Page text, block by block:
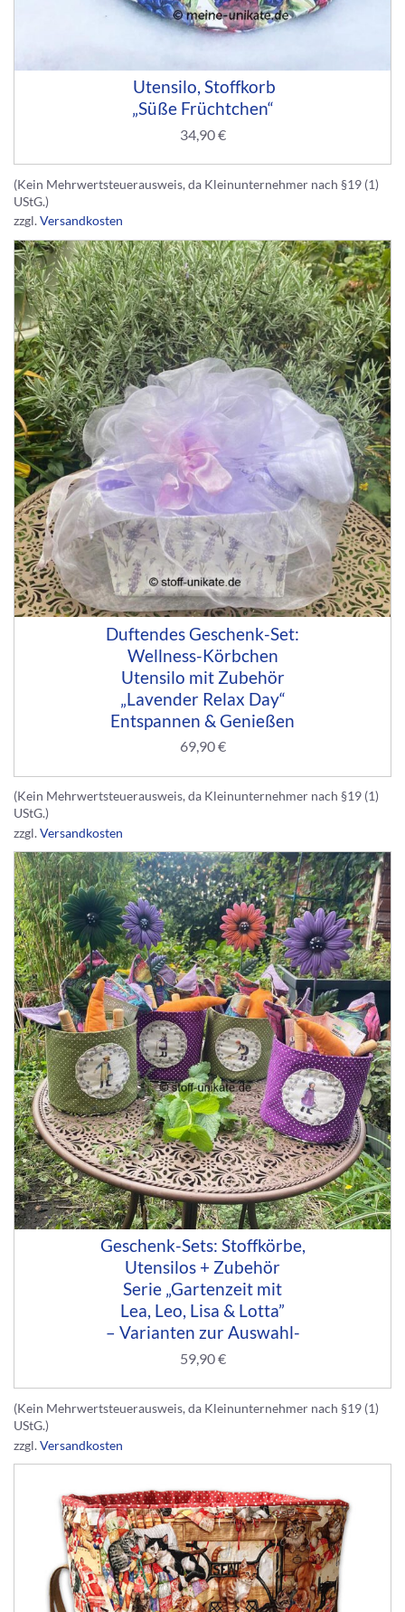
Utensilo, Stoffkorb
„Süße Früchtchen“
34,90€
(Kein Mehrwertsteuerausweis, da Kleinunternehmer nach §19 (1)
UStG.)
zzgl.Versandkosten
Duftendes Geschenk-Set:
Wellness-Körbchen
Utensilo mit Zubehör
„Lavender Relax Day“
Entspannen & Genießen
69,90€
(Kein Mehrwertsteuerausweis, da Kleinunternehmer nach §19 (1)
UStG.)
zzgl.Versandkosten
Geschenk-Sets: Stoffkörbe,
Utensilos + Zubehör
Serie „Gartenzeit mit
Lea, Leo, Lisa & Lotta”
– Varianten zur Auswahl-
59,90€
(Kein Mehrwertsteuerausweis, da Kleinunternehmer nach §19 (1)
UStG.)
zzgl.Versandkosten